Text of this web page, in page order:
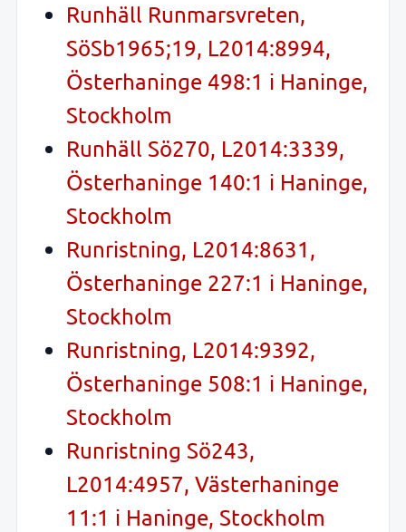
Runhäll Runmarsvreten,
SöSb1965;19, L2014:8994,
Österhaninge 498:1 i Haninge,
Stockholm
Runhäll Sö270, L2014:3339,
Österhaninge 140:1 i Haninge,
Stockholm
Runristning, L2014:8631,
Österhaninge 227:1 i Haninge,
Stockholm
Runristning, L2014:9392,
Österhaninge 508:1 i Haninge,
Stockholm
Runristning Sö243,
L2014:4957, Västerhaninge
11:1 i Haninge, Stockholm